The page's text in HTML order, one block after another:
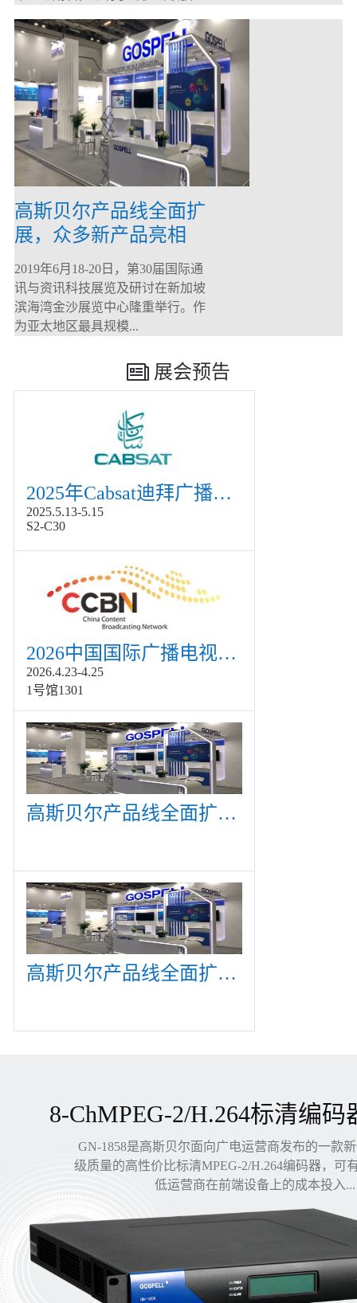
高斯贝尔产品线全面扩
展，众多新产品亮相
CommunicAsia 2019
2019年6月18-20日，第30届国际通
讯与资讯科技展览及研讨在新加坡
滨海湾金沙展览中心隆重举行。作
为亚太地区最具规模...
展会预告
2025年Cabsat迪拜广播电视展
2025.5.13-5.15
S2-C30
2026中国国际广播电视信息网络展览会展
2026.4.23-4.25
1号馆1301
高斯贝尔产品线全面扩展，众多新产品亮相CommunicAsia 2019
高斯贝尔产品线全面扩展，众多新产品亮相CommunicAsia 2019
8-ChMPEG-2/H.264标清编码
GN-1858是高斯贝尔面向广电运营商发布的一款
级质量的高性价比标清MPEG-2/H.264编码器，可
低运营商在前端设备上的成本投入...